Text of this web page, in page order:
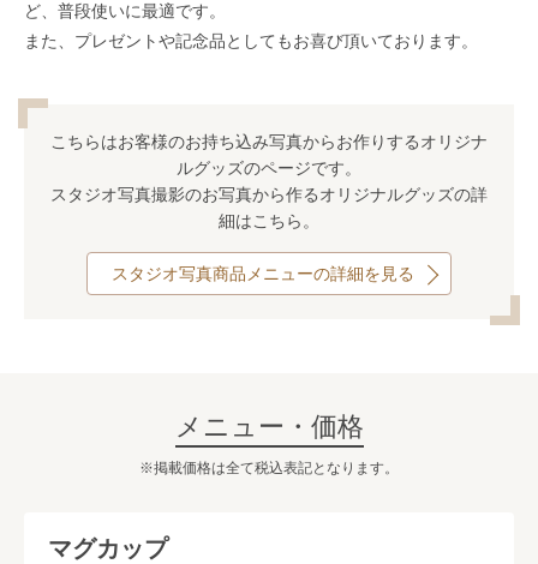
ど、普段使いに最適です。
また、プレゼントや記念品としてもお喜び頂いております。
こちらはお客様のお持ち込み写真からお作りするオリジナ
ルグッズのページです。
スタジオ写真撮影のお写真から作るオリジナルグッズの詳
細はこちら。
スタジオ写真商品メニューの詳細を見る
メニュー・価格
掲載価格は全て税込表記となります。
マグカップ